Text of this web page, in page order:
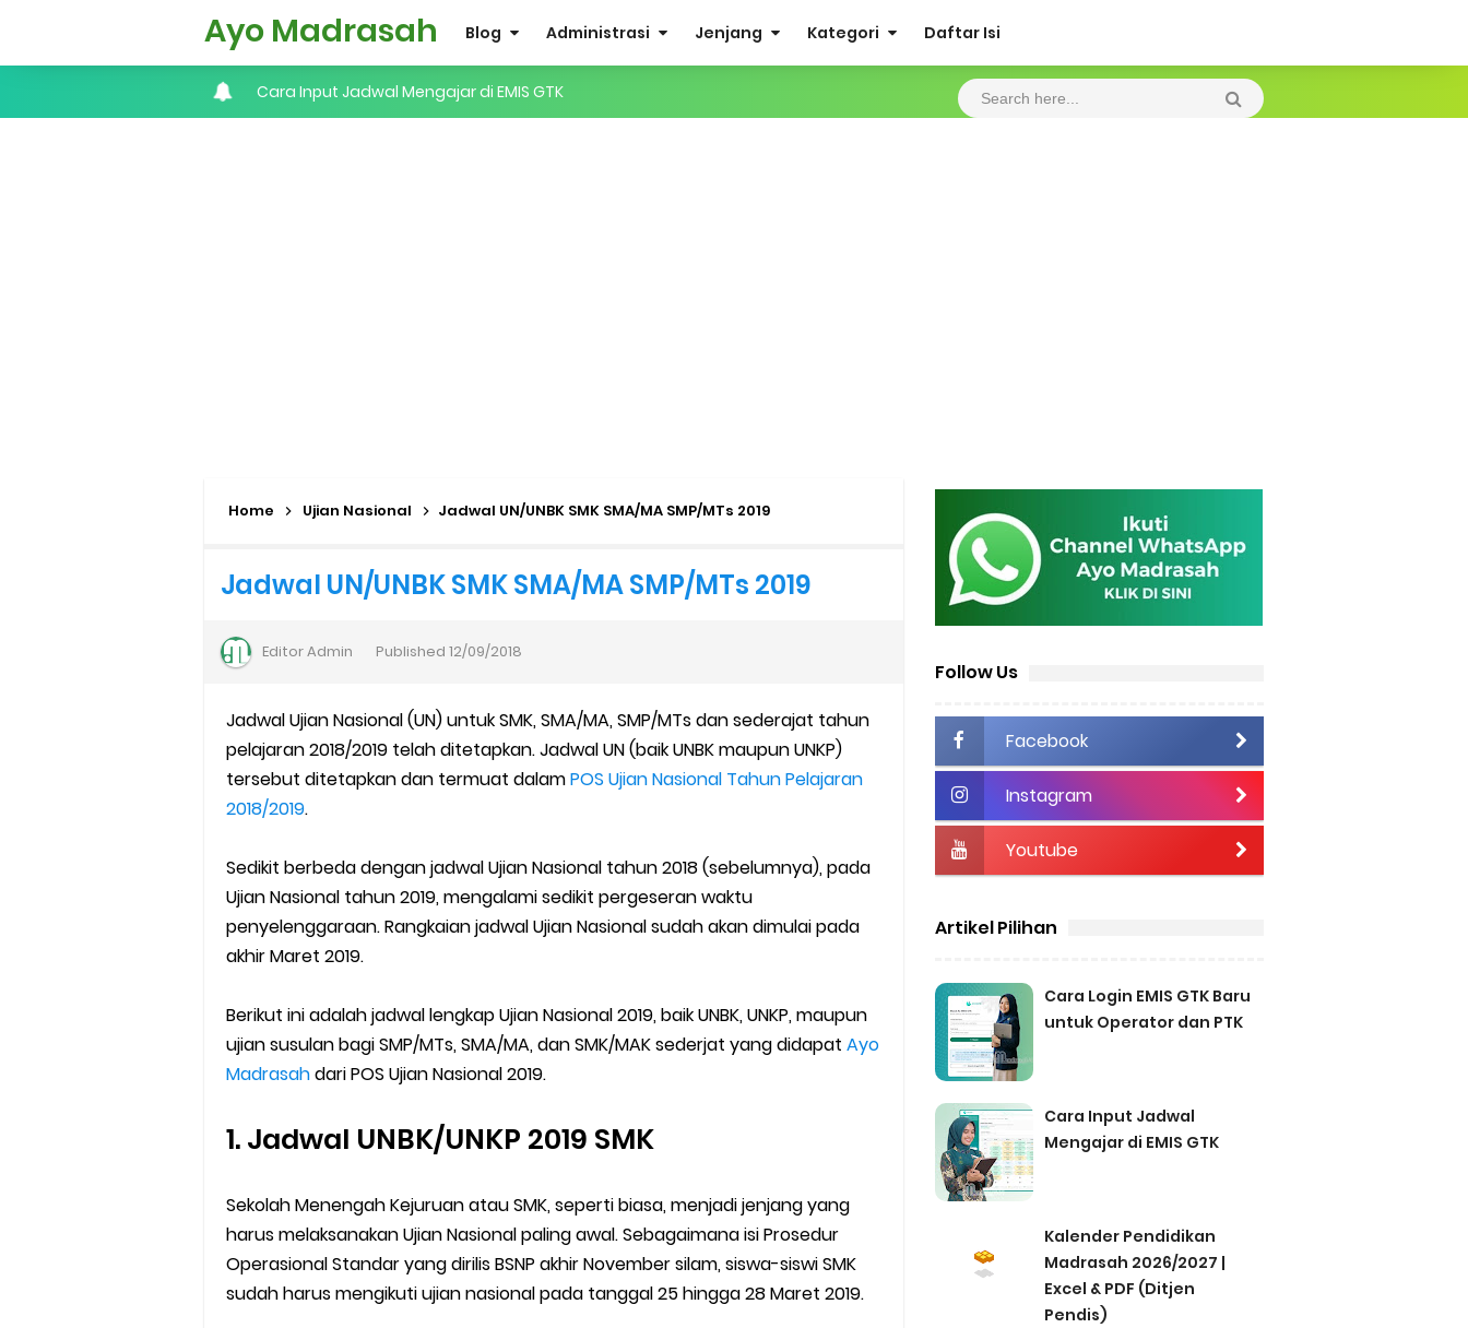
Ayo Madrasah Blog Administrasi Jenjang Kategori Daftar Isi
Cara Tarik Data Rombel dari EMIS 4.0 ke EMIS GTK
Kalender Pendidikan Madrasah 2026/2027 | Excel & PDF (Ditjen Pendis)
Juknis Penerbitan Ijazah Madrasah Tahun 2026
Cara Mengajukan Tunjangan Insentif di EMIS-GTK Baru
Ajuan Tunjangan Insentif Guru dan Tenaga Kependidikan di Madrasah
SEB Upacara Bendera di Sekolah dan Madrasah
Cara Install Aplikasi Exam Browser Client TKA 2026
Pelatihan MOOC Pintar Kemenag Periode Maret 2026
Edaran Penyaluran BOP RA & BOS Madrasah Tahap I Tahun 2026
Yang Dilakukan Proktor Sebelum Simulasi TKA
Juknis Pembelajaran pada Bulan Ramadan 2026
Cara Aktivasi PTK di EMIS GTK
KMA No. 737 Tahun 2026: Pedoman Kesesuaian Sertifikat Pendidik Guru Madrasah
Thursday, 6 August
Home Ujian Nasional Jadwal UN/UNBK SMK SMA/MA SMP/MTs 2019
Jadwal UN/UNBK SMK SMA/MA SMP/MTs 2019
EditorAdmin Published 12/09/2018
Jadwal Ujian Nasional (UN) untuk SMK, SMA/MA, SMP/MTs dan sederajat tahun
pelajaran 2018/2019 telah ditetapkan. Jadwal UN (baik UNBK maupun UNKP)
tersebut ditetapkan dan termuat dalamPOS Ujian Nasional Tahun Pelajaran
2018/2019.
Sedikit berbeda dengan jadwal Ujian Nasional tahun 2018 (sebelumnya), pada
Ujian Nasional tahun 2019, mengalami sedikit pergeseran waktu
penyelenggaraan. Rangkaian jadwal Ujian Nasional sudah akan dimulai pada
akhir Maret 2019.
Berikut ini adalah jadwal lengkap Ujian Nasional 2019, baik UNBK, UNKP, maupun
ujian susulan bagi SMP/MTs, SMA/MA, dan SMK/MAK sederjat yang didapat Ayo
Madrasahdari POS Ujian Nasional 2019.
1. Jadwal UNBK/UNKP 2019 SMK
Sekolah Menengah Kejuruan atau SMK, seperti biasa, menjadi jenjang yang
harus melaksanakan Ujian Nasional paling awal. Sebagaimana isi Prosedur
Operasional Standar yang dirilis BSNP akhir November silam, siswa-siswi SMK
sudah harus mengikuti ujian nasional pada tanggal 25 hingga 28 Maret 2019.
Follow Us
Facebook
Instagram
Youtube
Artikel Pilihan
Cara Login EMIS GTK Baru
untuk Operator dan PTK
Cara Input Jadwal
Mengajar di EMIS GTK
Kalender Pendidikan
Madrasah 2026/2027 |
Excel & PDF (Ditjen
Pendis)